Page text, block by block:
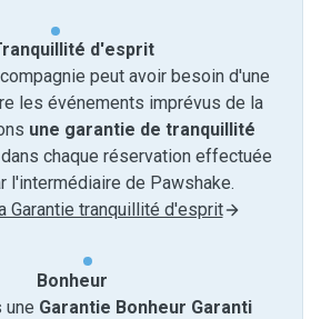
d'esprit
peut avoir besoin d'une
les événements imprévus de la
une garantie de tranquillité
chaque réservation effectuée
l'intermédiaire de Pawshake.
Garantie tranquillité d'esprit
Bonheur
une Garantie Bonheur Garanti